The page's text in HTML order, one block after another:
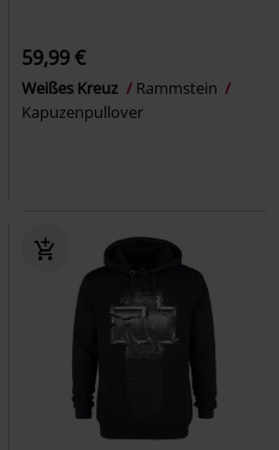
59,99 €
Weißes Kreuz
Rammstein
Kapuzenpullover